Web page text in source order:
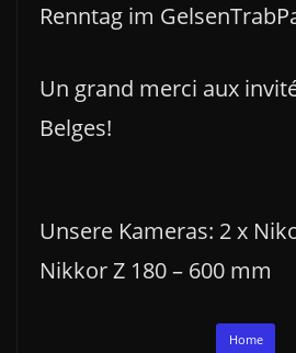
Renntag im
Un grand merci aux
Belges!
Unsere Kameras: 2 x
Nikkor Z 180 – 600 mm
Home